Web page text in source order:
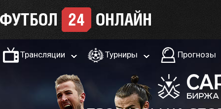
Трансляции Турниры Прогнозы